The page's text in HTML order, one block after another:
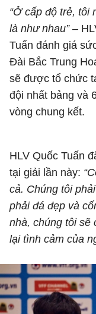
“Ở cấp độ trẻ, tôi
là như nhau”–
Tuấn đánh giá
Đài Bắc Trung
sẽ được tổ chức
đội nhất bảng và
vòng chung kết.
HLV Quốc Tuấn
tại giải lần này:
cả. Chúng tôi
phải đá đẹp và
nhà, chúng tôi sẽ
lại tình cảm của